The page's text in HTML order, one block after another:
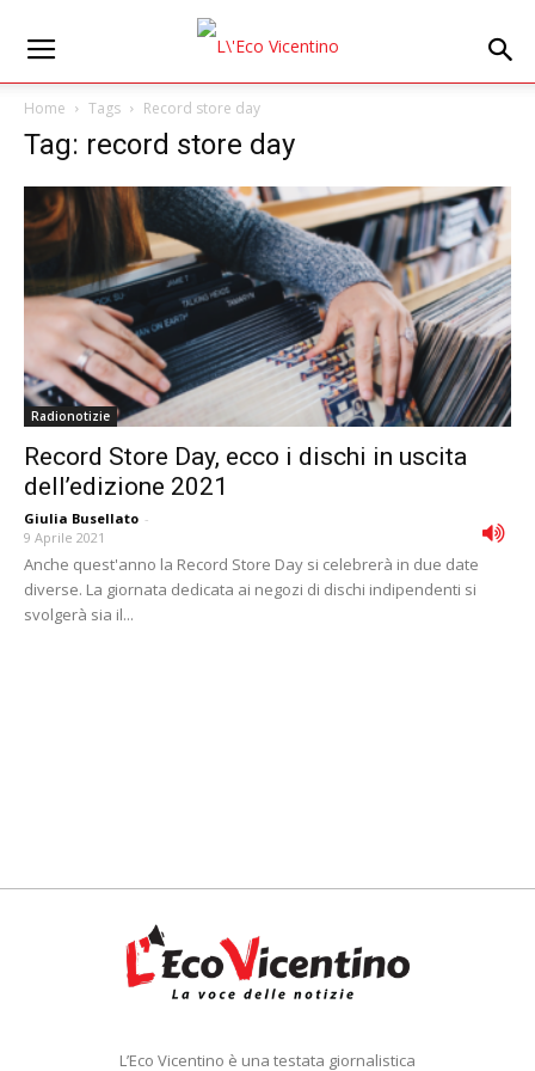
Home Tags Record store day
Tag: record store day
Radionotizie
Record Store Day, ecco i dischi in uscita
dell’edizione 2021
Giulia Busellato -
9 Aprile 2021
Anche quest'anno la Record Store Day si celebrerà in due date
diverse. La giornata dedicata ai negozi di dischi indipendenti si
svolgerà sia il...
L’Eco Vicentino è una testata giornalistica